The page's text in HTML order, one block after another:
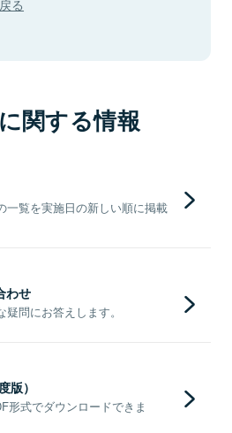
関する情報
一覧を実施日の新しい順に掲載
わせ
問にお答えします。
版）
形式でダウンロードできま